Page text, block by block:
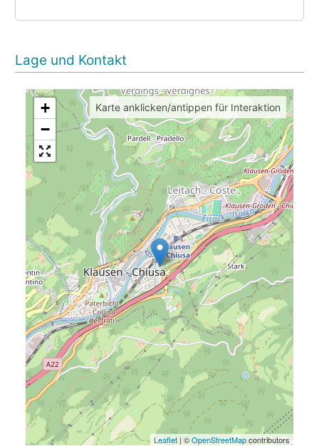
Lage und Kontakt
+
−
Leaflet | ©OpenStreetMapcontributors
Karte anklicken/antippen für Interaktion